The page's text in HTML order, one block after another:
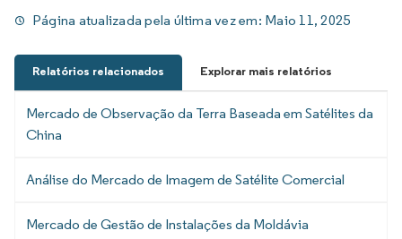
Página atualizada pela última vez em: Maio 11, 2025
Relatórios relacionados Explorar mais relatórios
Mercado de Observação da Terra Baseada em Satélites da
China
Análise do Mercado de Imagem de Satélite Comercial
Mercado de Gestão de Instalações da Moldávia